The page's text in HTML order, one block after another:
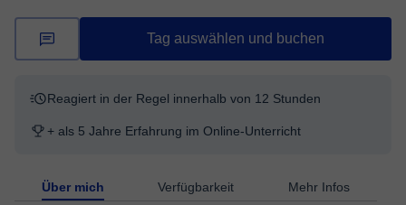
Tag auswählen und buchen
Reagiert in der Regel innerhalb von 12 Stunden
+ als 5 Jahre Erfahrung im Online-Unterricht
Über mich Verfügbarkeit Mehr Infos